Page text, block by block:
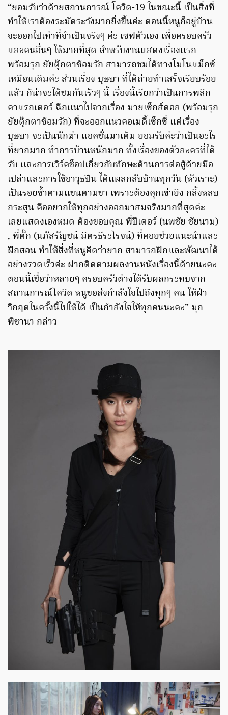
“ยอมรับว่าด้วยสถานการณ์ โควิด-19 ในขณะนี้ เป็นสิ่งที่
ทำให้เราต้องระมัดระวังมากยิ่งขึ้นค่ะ ตอนนี้หนูก็อยู่บ้าน
จะออกไปเท่าที่จำเป็นจริงๆ ค่ะ เซฟตัวเอง เพื่อครอบครัว
และคนอื่นๆ ให้มากที่สุด สำหรับงานแสดงเรื่องแรก
พร้อมรุก ยัยตุ๊กตาซ้อมรัก สามารถชมได้ทางโมโนแม็กซ์
เหมือนเดิมค่ะ ส่วนเรื่อง บุษบา ที่ได้ถ่ายทำเสร็จเรียบร้อย
แล้ว ก็น่าจะได้ชมกันเร็วๆ นี้ เรื่องนี้เรียกว่าเป็นการพลิก
คาแรกเตอร์ ฉีกแนวไปจากเรื่อง มายเซ็กส์ดอล (พร้อมรุก
ยัยตุ๊กตาซ้อมรัก) ที่จะออกแนวคอเมดี้เซ็กซี่ แต่เรื่อง
บุษบา จะเป็นนักฆ่า แอคชั่นมาเต็ม ยอมรับค่ะว่าเป็นอะไร
ที่ยากมาก ทำการบ้านหนักมาก ทั้งเรื่องของตัวละครที่ได้
รับ และการเวิร์คช็อปเกี่ยวกับทักษะด้านการต่อสู้ด้วยมือ
เปล่าและการใช้อาวุธปืน ได้แผลกลับบ้านทุกวัน (หัวเราะ)
เป็นรอยช้ำตามแขนตามขา เพราะต้องคุกเข่ายิง กลิ้งหลบ
กระสุน คืออยากให้ทุกอย่างออกมาสมจริงมากที่สุดค่ะ
เลยแสดงเองหมด ต้องขอบคุณ พี่ปีเตอร์ (นพชัย ชัยนาม)
, พี่ตั๊ก (นภัสรัญชน์ มิตรธีระโรจน์) ที่คอยช่วยแนะนำและ
ฝึกสอน ทำให้สิ่งที่หนูคิดว่ายาก สามารถฝึกและพัฒนาได้
อย่างรวดเร็วค่ะ ฝากติดตามผลงานหนังเรื่องนี้ด้วยนะคะ
ตอนนี้เชื่อว่าหลายๆ ครอบครัวต่างได้รับผลกระทบจาก
สถานการณ์โควิด หนูขอส่งกำลังใจไปถึงทุกๆ คน ให้ฝ่า
วิกฤตในครั้งนี้ไปให้ได้ เป็นกำลังใจให้ทุกคนนะคะ” มุก
พิชานา กล่าว